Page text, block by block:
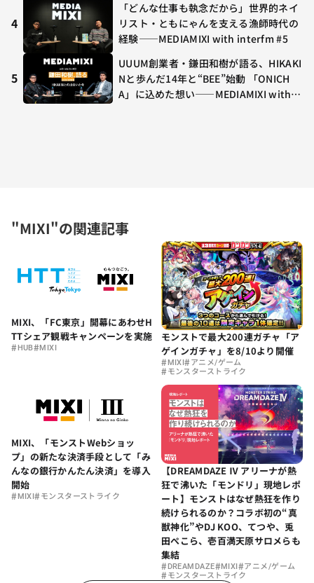
"MIXI"の関連記事
MIXI、「FC東京」開幕にあわせH
TTシェア観戦キャンペーンを実施
#HUB#MIXI
モンストで最大200連ガチャ「ア
ゲインガチャ」を8/10より開催
#MIXI#アニメ/ゲーム
#モンスターストライク
MIXI、「モンストWebショッ
プ」の新たな決済手段として「み
んなの銀行かんたん決済」を導入
開始
# MIXI#モンスターストライク
【DREAMDAZE Ⅳ アリーナが熱
狂で沸いた「モンドリ」現地レポ
ート】モンストはなぜ熱狂を作り
続けられるのか？コラボ初の“真
獣神化”やDJ KOO、てつや、兎
田ぺこら、壱百満天原サロメらも
集結
# DREAMDAZE#MIXI #アニメ/ゲーム
#モンスターストライク
4
「どんな仕事も執念だから」世界的ネイ
リスト・ともにゃんを支える漁師時代の
経験——MEDIAMIXI with interfm #5
5
UUUM創業者・鎌田和樹が語る、HIKAKI
Nと歩んだ14年と“BEE”始動 「ONICH
A」に込めた想い——MEDIAMIXI with in